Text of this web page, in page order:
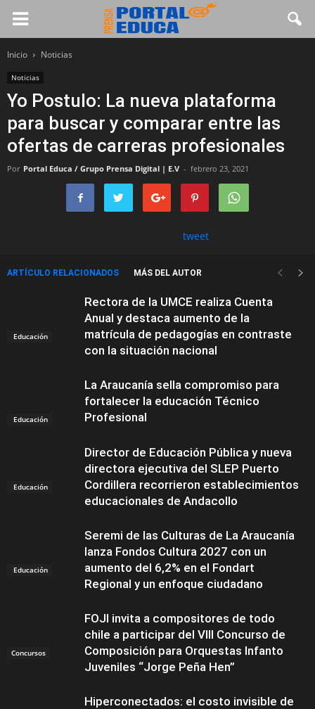
Inicio Noticias
Noticias
Yo Postulo: La nueva plataforma
para buscar y comparar entre las
ofertas de carreras profesionales
Por Portal Educa / Grupo Prensa Digital | E.V - febrero 23, 2021
tweet
ARTÍCULO RELACIONADOS MÁS DEL AUTOR
Educación
Rectora de la UMCE realiza Cuenta
Anual y destaca aumento de la
matrícula de pedagogías en contraste
con la situación nacional
Educación
La Araucanía sella compromiso para
fortalecer la educación Técnico
Profesional
Educación
Director de Educación Pública y nueva
directora ejecutiva del SLEP Puerto
Cordillera recorrieron establecimientos
educacionales de Andacollo
Educación
Seremi de las Culturas de La Araucanía
lanza Fondos Cultura 2027 con un
aumento del 6,2% en el Fondart
Regional y un enfoque ciudadano
Concursos
FOJI invita a compositores de todo
chile a participar del VIII Concurso de
Composición para Orquestas Infanto
Juveniles “Jorge Peña Hen”
Hiperconectados: el costo invisible de